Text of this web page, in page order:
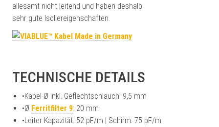
allesamt nicht leitend und haben deshalb
sehr gute Isoliereigenschaften.
TECHNISCHE DETAILS
•Kabel-Ø inkl. Geflechtschlauch: 9,5 mm
•Ø Ferritfilter 9: 20 mm
•Leiter Kapazität: 52 pF/m | Schirm: 75 pF/m